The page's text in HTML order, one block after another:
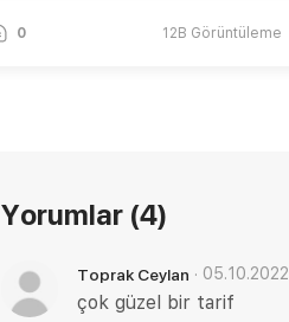
0 12B Görüntüleme
Yorumlar (4)
Toprak Ceylan · 05.10.2022
çok güzel bir tarif